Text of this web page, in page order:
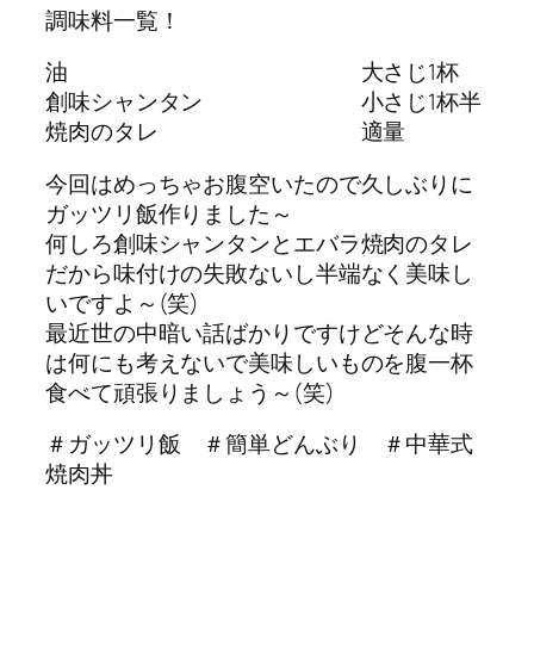
調味料一覧！
油 大さじ1杯
創味シャンタン 小さじ1杯半
焼肉のタレ 適量
今回はめっちゃお腹空いたので久しぶりに
ガッツリ飯作りました～
何しろ創味シャンタンとエバラ焼肉のタレ
だから味付けの失敗ないし半端なく美味し
いですよ～(笑)
最近世の中暗い話ばかりですけどそんな時
は何にも考えないで美味しいものを腹一杯
食べて頑張りましょう～(笑)
＃ガッツリ飯 ＃簡単どんぶり ＃中華式
焼肉丼